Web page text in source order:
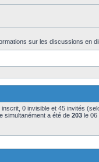
sur les discussions en
0 invisible et 45 invités
simultanément a été de 203 le 06